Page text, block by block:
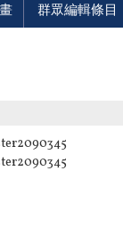
群眾編輯條目